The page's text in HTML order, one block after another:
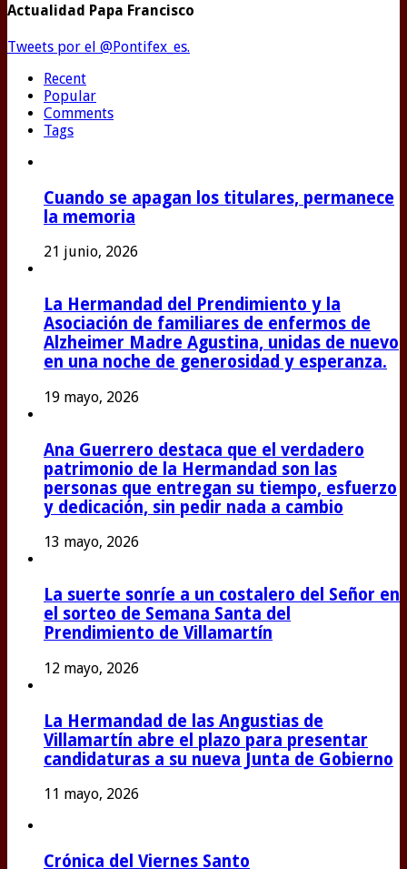
Actualidad Papa Francisco
Tweets por el @Pontifex_es.
Recent
Popular
Comments
Tags
Cuando se apagan los titulares, permanece
la memoria
21 junio, 2026
La Hermandad del Prendimiento y la
Asociación de familiares de enfermos de
Alzheimer Madre Agustina, unidas de nuevo
en una noche de generosidad y esperanza.
19 mayo, 2026
Ana Guerrero destaca que el verdadero
patrimonio de la Hermandad son las
personas que entregan su tiempo, esfuerzo
y dedicación, sin pedir nada a cambio
13 mayo, 2026
La suerte sonríe a un costalero del Señor en
el sorteo de Semana Santa del
Prendimiento de Villamartín
12 mayo, 2026
La Hermandad de las Angustias de
Villamartín abre el plazo para presentar
candidaturas a su nueva Junta de Gobierno
11 mayo, 2026
Crónica del Viernes Santo